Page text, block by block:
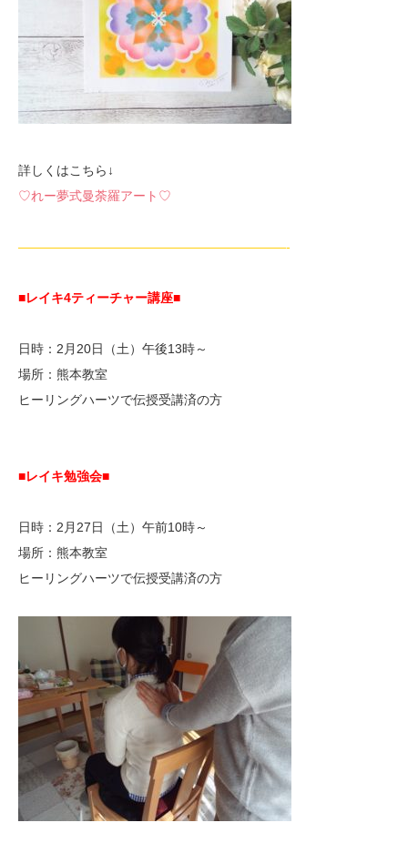
詳しくはこちら↓
♡れー夢式曼荼羅アート♡
—————————————————————-
■レイキ4ティーチャー講座■
日時：2月20日（土）午後13時～
場所：熊本教室
ヒーリングハーツで伝授受講済の方
■レイキ勉強会■
日時：2月27日（土）午前10時～
場所：熊本教室
ヒーリングハーツで伝授受講済の方